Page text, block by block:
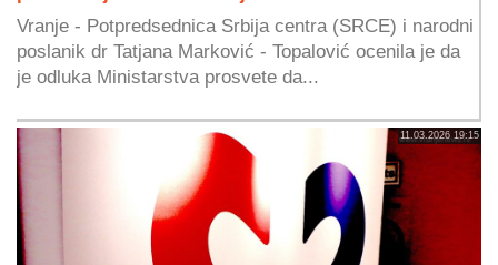
Vranje - Potpredsednica Srbija centra (SRCE) i narodni
poslanik dr Tatjana Marković - Topalović ocenila je da
je odluka Ministarstva prosvete da...
11.03.2026 19:15